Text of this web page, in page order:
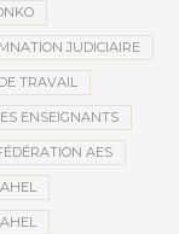
JUDICIAIRE
TRAVAIL
ENSEIGNANTS
AES